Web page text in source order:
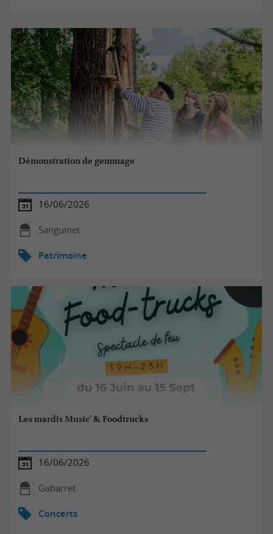
Démonstration de gemmage
16/06/2026
Sanguinet
Patrimoine
Les mardis Music' & Foodtrucks
16/06/2026
Gabarret
Concerts